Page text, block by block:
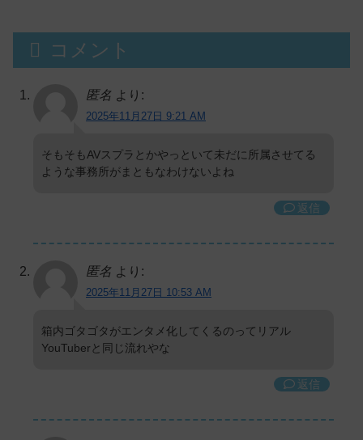
コメント
匿名 より:
2025年11月27日 9:21 AM
そもそもAVスプラとかやっといて未だに所属させてる
ような事務所がまともなわけないよね
返信
匿名 より:
2025年11月27日 10:53 AM
箱内ゴタゴタがエンタメ化してくるのってリアル
YouTuberと同じ流れやな
返信